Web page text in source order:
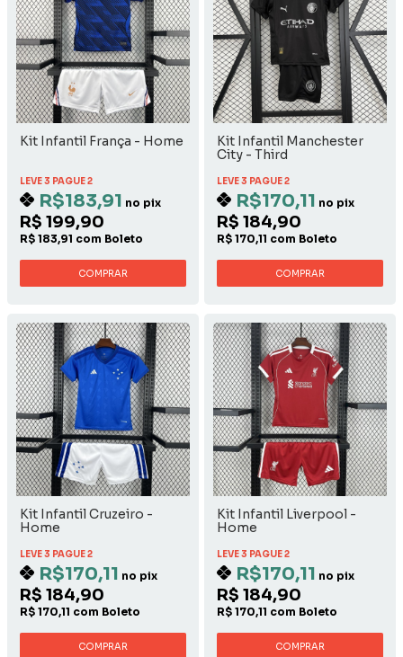
Kit Infantil França - Home
LEVE 3 PAGUE 2
R$183,91 no pix
R$ 199,90
R$ 183,91 com Boleto
COMPRAR
Kit Infantil Manchester
City - Third
LEVE 3 PAGUE 2
R$170,11 no pix
R$ 184,90
R$ 170,11 com Boleto
COMPRAR
Kit Infantil Cruzeiro -
Home
LEVE 3 PAGUE 2
R$170,11 no pix
R$ 184,90
R$ 170,11 com Boleto
COMPRAR
Kit Infantil Liverpool -
Home
LEVE 3 PAGUE 2
R$170,11 no pix
R$ 184,90
R$ 170,11 com Boleto
COMPRAR